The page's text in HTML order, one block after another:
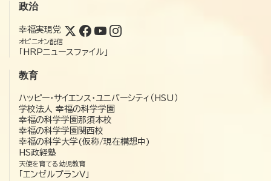
政治
幸福実現党
オピニオン配信
「HRPニュースファイル」
教育
ハッピー・サイエンス・ユニバーシティ（HSU）
学校法人 幸福の科学学園
幸福の科学学園那須本校
幸福の科学学園関西校
幸福の科学大学(仮称/現在構想中)
HS政経塾
天使を育てる幼児教育
「エンゼルプランV」